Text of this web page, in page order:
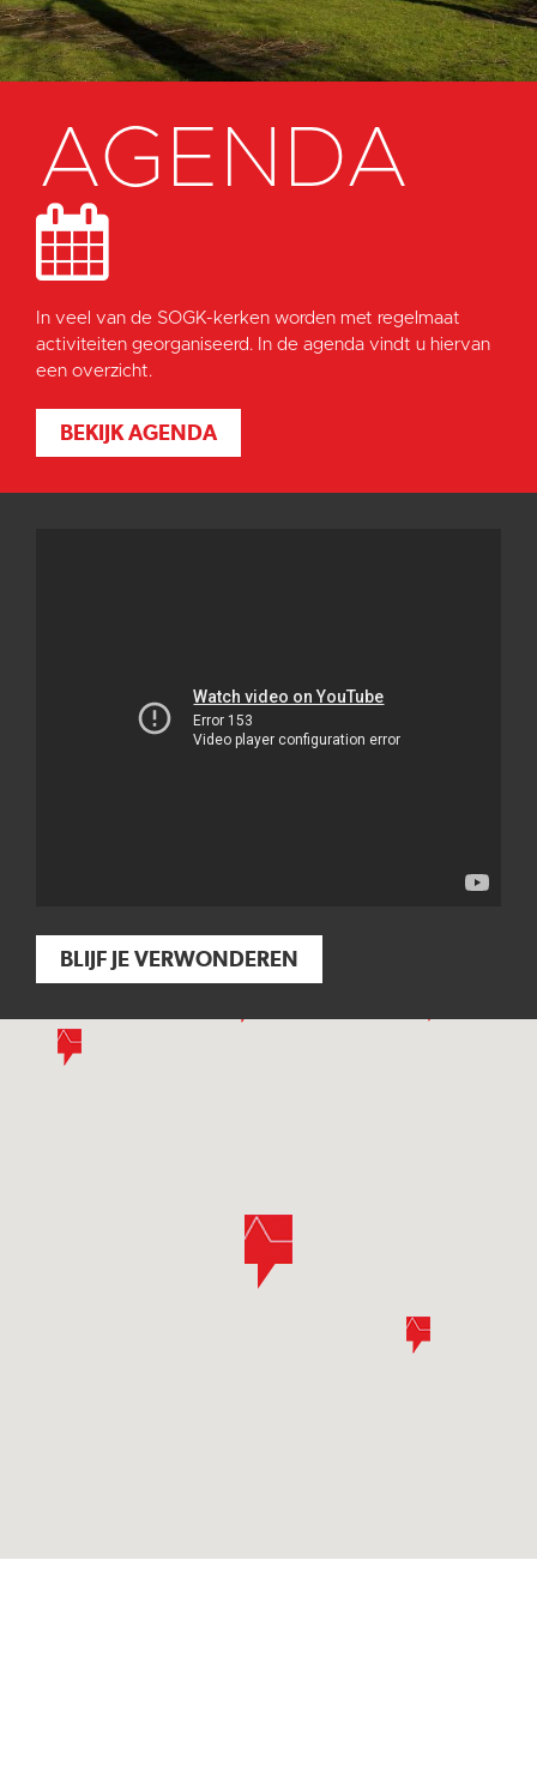
AGENDA
In veel van de SOGK-kerken worden met regelmaat
activiteiten georganiseerd. In de agenda vindt u hiervan
een overzicht.
BEKIJK AGENDA
BLIJF JE VERWONDEREN